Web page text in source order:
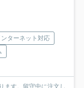
ンターネット対応
ます。留守中に注文し